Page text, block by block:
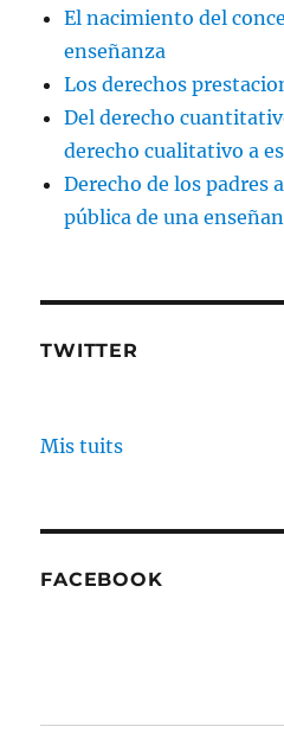
El nacimiento del
enseñanza
Los derechos
Del derecho
derecho cualitativo a
Derecho de los padres
pública de una
TWITTER
Mis tuits
FACEBOOK